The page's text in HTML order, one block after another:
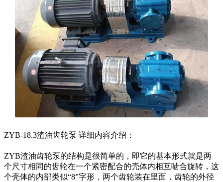
ZYB-18.3渣油齿轮泵 详细内容介绍：
ZYB渣油齿轮泵的结构是很简单的，即它的基本形式就是两
个尺寸相同的齿轮在一个紧密配合的壳体内相互啮合旋转，这
个壳体的内部类似“8”字形，两个齿轮装在里面，齿轮的外径